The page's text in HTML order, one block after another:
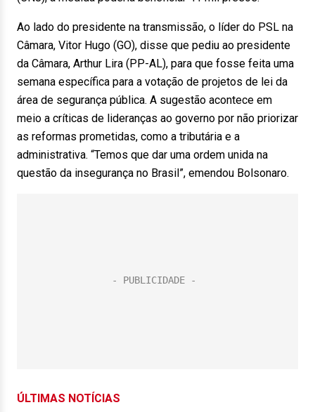
Ao lado do presidente na transmissão, o líder do PSL na
Câmara, Vitor Hugo (GO), disse que pediu ao presidente
da Câmara, Arthur Lira (PP-AL), para que fosse feita uma
semana específica para a votação de projetos de lei da
área de segurança pública. A sugestão acontece em
meio a críticas de lideranças ao governo por não priorizar
as reformas prometidas, como a tributária e a
administrativa. “Temos que dar uma ordem unida na
questão da insegurança no Brasil”, emendou Bolsonaro.